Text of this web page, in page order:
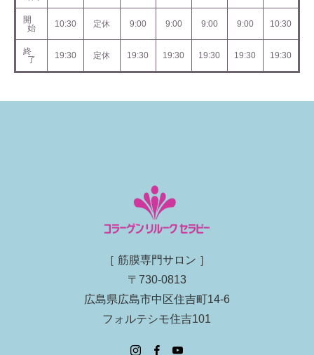
開
始
10:30 定休 9:00 9:00 9:00 9:00 10:30
終
了
19:30 定休 19:30 19:30 19:30 19:30 19:30
［ 筋膜専門サロン ］
〒730-0813
広島県広島市中区住吉町14-6
フォルテシモ住吉101